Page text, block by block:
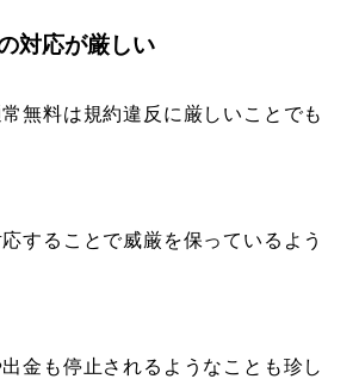
対応が厳しい
無料は規約違反に厳しいことでも
することで威厳を保っているよう
金も停止されるようなことも珍し